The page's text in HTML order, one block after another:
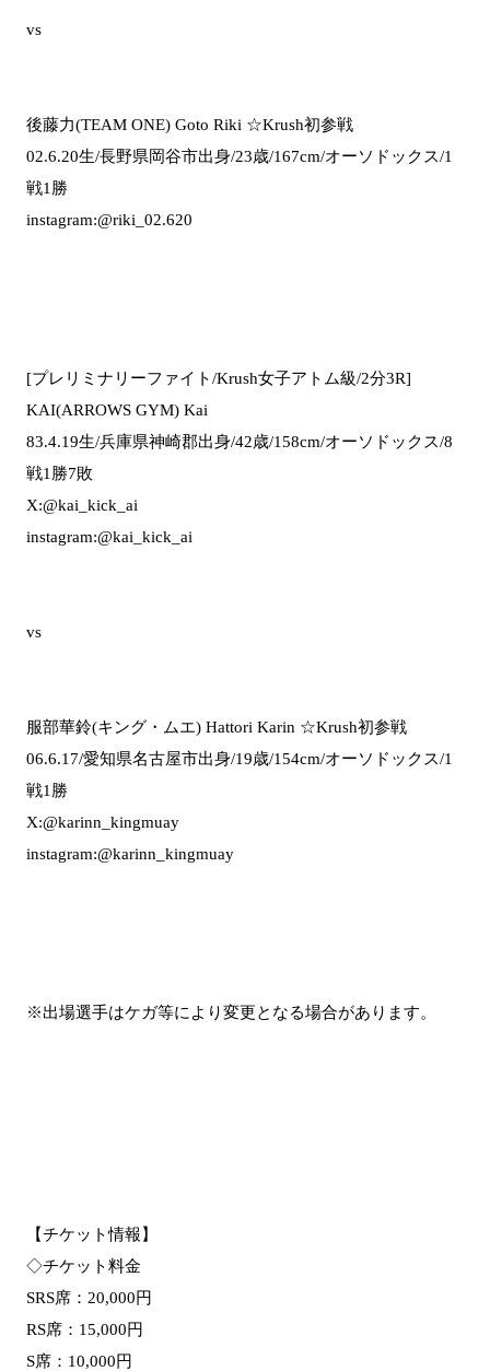
vs
後藤力(TEAM ONE) Goto Riki ☆Krush初参戦
02.6.20生/長野県岡谷市出身/23歳/167cm/オーソドックス/1
戦1勝
instagram:@riki_02.620
[プレリミナリーファイト/Krush女子アトム級/2分3R]
KAI(ARROWS GYM) Kai
83.4.19生/兵庫県神崎郡出身/42歳/158cm/オーソドックス/8
戦1勝7敗
X:@kai_kick_ai
instagram:@kai_kick_ai
vs
服部華鈴(キング・ムエ) Hattori Karin ☆Krush初参戦
06.6.17/愛知県名古屋市出身/19歳/154cm/オーソドックス/1
戦1勝
X:@karinn_kingmuay
instagram:@karinn_kingmuay
※出場選手はケガ等により変更となる場合があります。
【チケット情報】
◇チケット料金
SRS席：20,000円
RS席：15,000円
S席：10,000円